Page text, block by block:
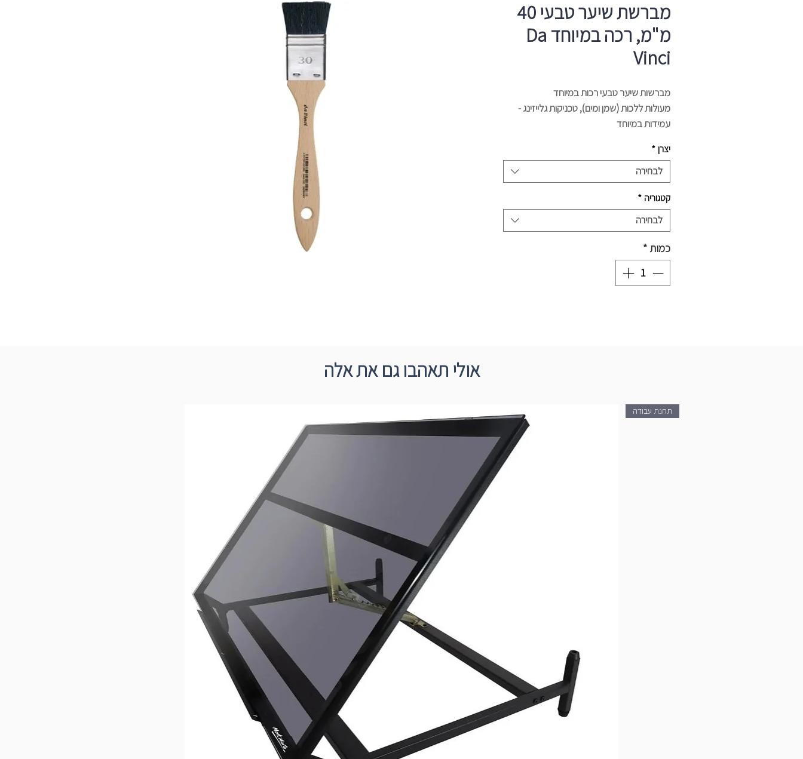
מברשת שיער טבעי 40
מ"מ, רכה במיוחד Da
Vinci
מברשות שיער טבעי רכות במיוחד
מעולות ללכות (שמן ומים), טכניקות גלייזינג -
עמידות במיוחד
יצרן *
לבחירה
קטגוריה *
לבחירה
כמות*
אולי תאהבו גם את אלה
תחנת עבודה